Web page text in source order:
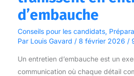
d’embauche
Conseils pour les candidats,
Par Louis Gavard / 8 février 2026 /
Un entretien d’embauche est un
communication où chaque détail